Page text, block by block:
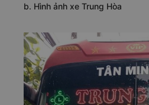
b. Hình ảnh xe Trung Hòa